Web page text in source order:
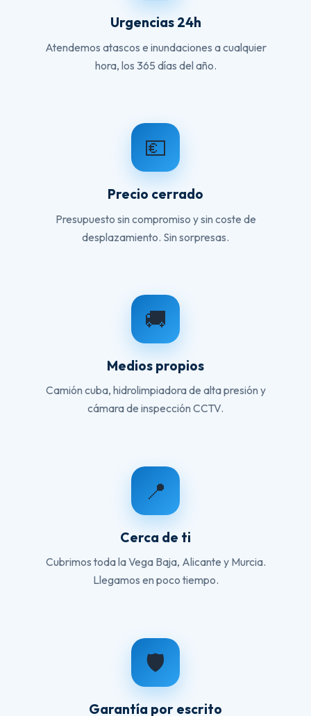
Urgencias 24h
Atendemos atascos e inundaciones a cualquier
hora, los 365 días del año.
💶
Precio cerrado
Presupuesto sin compromiso y sin coste de
desplazamiento. Sin sorpresas.
🚚
Medios propios
Camión cuba, hidrolimpiadora de alta presión y
cámara de inspección CCTV.
📍
Cerca de ti
Cubrimos toda la Vega Baja, Alicante y Murcia.
Llegamos en poco tiempo.
🛡️
Garantía por escrito